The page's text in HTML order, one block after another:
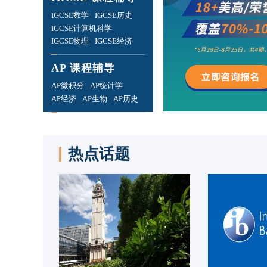
IGCSE数学
IGCSE历史
IGCSE计算机科学
IGCSE物理
IGCSE经济
AP 课程辅导
AP微积分
AP统计学
AP经济
AP生物 AP历史
热点话题